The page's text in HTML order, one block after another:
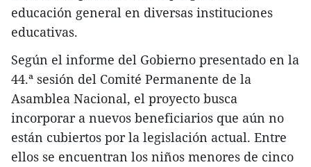
educación general en diversas instituciones
educativas.
Según el informe del Gobierno presentado en la
44.ª sesión del Comité Permanente de la
Asamblea Nacional, el proyecto busca
incorporar a nuevos beneficiarios que aún no
están cubiertos por la legislación actual. Entre
ellos se encuentran los niños menores de cinco